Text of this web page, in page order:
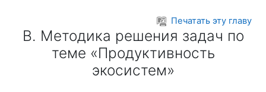
Печатать эту главу
В. Методика решения задач по
теме «Продуктивность
экосистем»